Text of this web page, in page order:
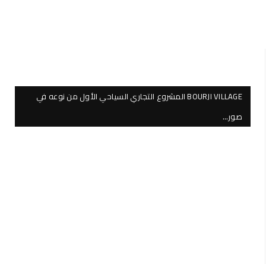
BOURJI VILLAGE المشروع التجاري السياحي الأول من نوعه في
صور…